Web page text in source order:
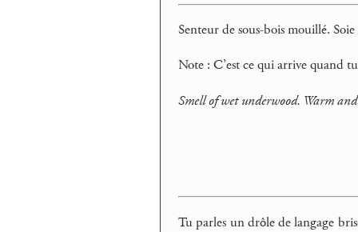
Senteur de sous-bois mouillé.
Note : C’est ce qui arrive quand
Smell of wet underwood. Warm
Tu parles un drôle de langage